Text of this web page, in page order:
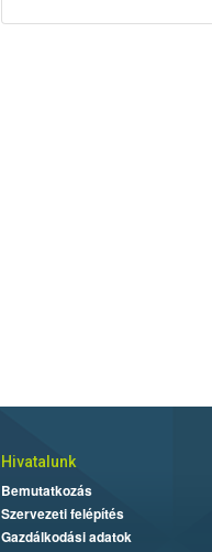
Hivatalunk
Bemutatkozás
Szervezeti felépítés
Gazdálkodási adatok